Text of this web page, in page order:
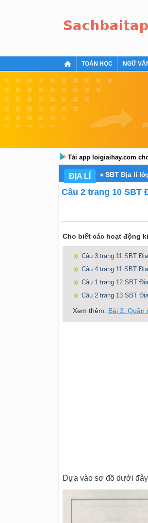
TOÁN HỌC NGỮ
Tải app loigiaihay.com
ĐỊA LÍ SBT Địa lí
Câu 2 trang 10 SBT
Cho biết các hoạt động
Câu 3 trang 11 SBT
Câu 4 trang 11 SBT
Câu 1 trang 12 SBT
Câu 2 trang 13 SBT
Xem thêm: Bài 3: Quần
Dựa vào sơ đồ dưới